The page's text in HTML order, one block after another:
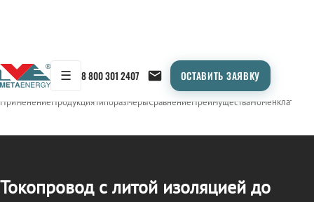
☰ 8 800 301 2407 ОСТАВИТЬ ЗАЯВКУ
← Продукция/ТОКОПРОВОД
ПрименениеПродукцияТипоразмерыСравнениеПреимуществаНоменклатура
Токопровод с литой изоляцией до